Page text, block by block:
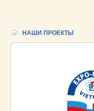
НАШИ ПРОЕКТЫ